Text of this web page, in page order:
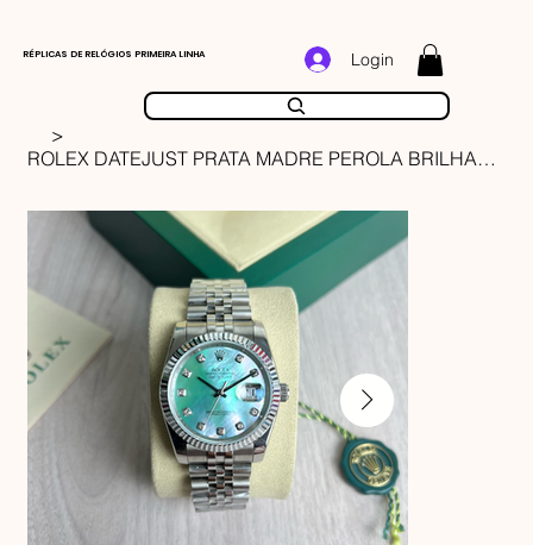
RÉPLICAS DE RELÓGIOS PRIMEIRA LINHA Login
>
ROLEX DATEJUST PRATA MADRE PEROLA BRILHANTES FEMININO 36MM